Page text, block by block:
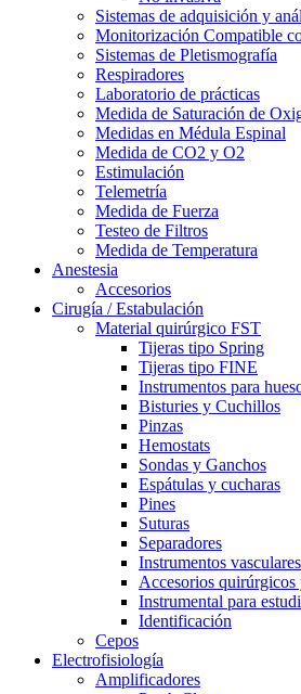
Sistemas de adquisición y
Monitorización Compatible
Sistemas de Pletismografía
Respiradores
Laboratorio de prácticas
Medida de Saturación de
Medidas en Médula Espinal
Medida de CO2 y O2
Estimulación
Telemetría
Medida de Fuerza
Testeo de Filtros
Medida de Temperatura
Anestesia
Accesorios
Cirugía / Estabulación
Material quirúrgico FST
Tijeras tipo Spring
Tijeras tipo FINE
Instrumentos para
Bisturies y Cuchillos
Pinzas
Hemostats
Sondas y Ganchos
Espátulas y cucharas
Pines
Suturas
Separadores
Instrumentos vasculares
Accesorios
Instrumental para
Identificación
Cepos
Electrofisiología
Amplificadores